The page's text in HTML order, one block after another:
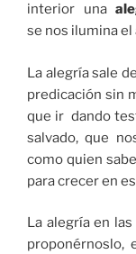
interior una
se nos ilumina el
La alegría sale
predicación sin
que ir dando
salvado, que
como quien
para crecer en
La alegría en
proponérnoslo,